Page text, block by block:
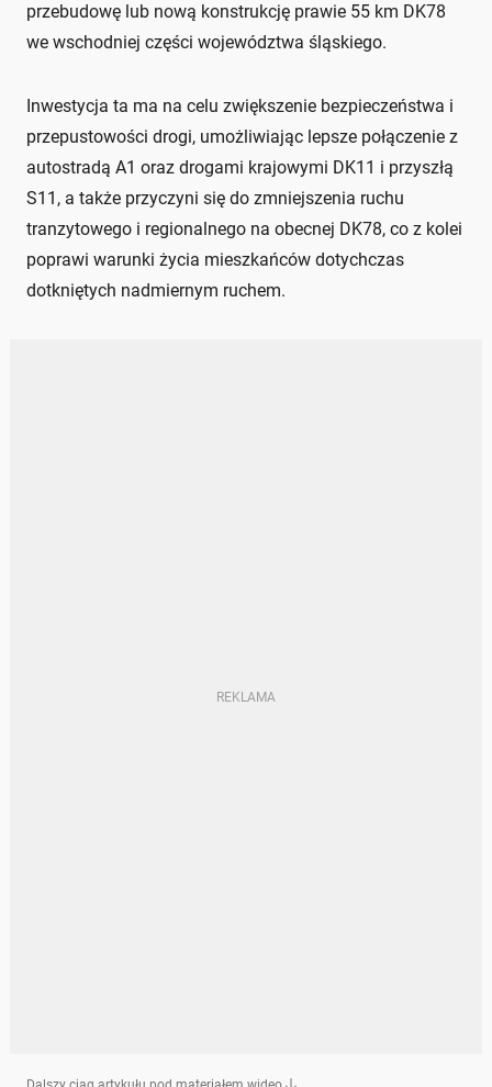
przebudowę lub nową konstrukcję prawie 55 km DK78
we wschodniej części województwa śląskiego.
Inwestycja ta ma na celu zwiększenie bezpieczeństwa i
przepustowości drogi, umożliwiając lepsze połączenie z
autostradą A1 oraz drogami krajowymi DK11 i przyszłą
S11, a także przyczyni się do zmniejszenia ruchu
tranzytowego i regionalnego na obecnej DK78, co z kolei
poprawi warunki życia mieszkańców dotychczas
dotkniętych nadmiernym ruchem.